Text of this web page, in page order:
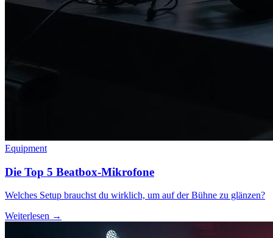
Equipment
Die Top 5 Beatbox-Mikrofone
Welches Setup brauchst du wirklich, um auf der Bühne zu glänzen?
Weiterlesen →